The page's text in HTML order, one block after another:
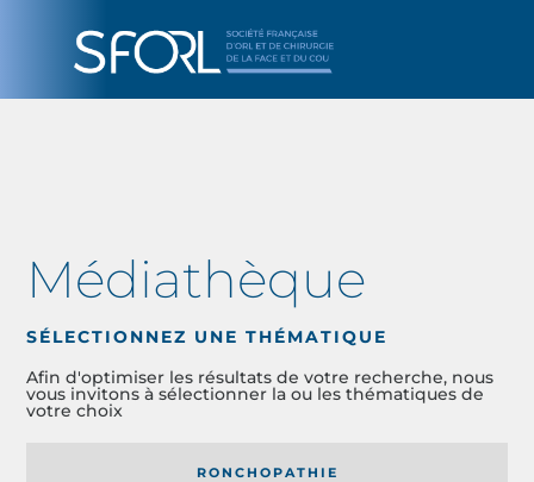
Médiathèque
SÉLECTIONNEZ UNE THÉMATIQUE
Afin d'optimiser les résultats de votre recherche, nous
vous invitons à sélectionner la ou les thématiques de
votre choix
RONCHOPATHIE